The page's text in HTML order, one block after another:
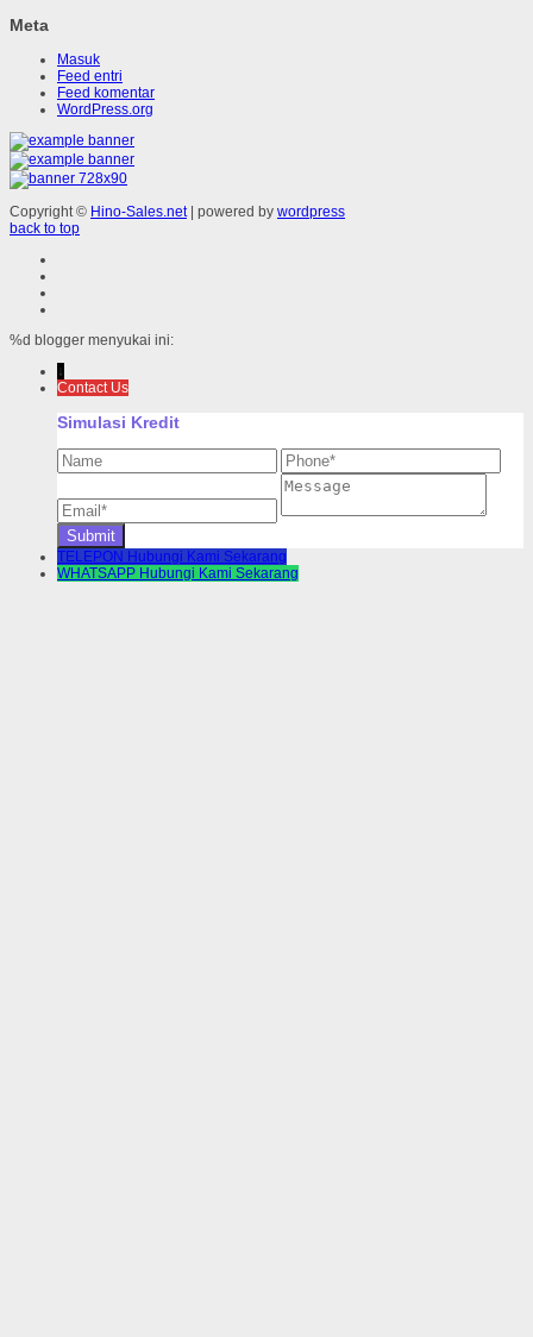
Meta
Masuk
Feed entri
Feed komentar
WordPress.org
Copyright © Hino-Sales.net| powered by wordpress
back to top
%d blogger menyukai ini:
↓
Contact Us
Simulasi Kredit
TELEPON Hubungi Kami Sekarang
WHATSAPP Hubungi Kami Sekarang